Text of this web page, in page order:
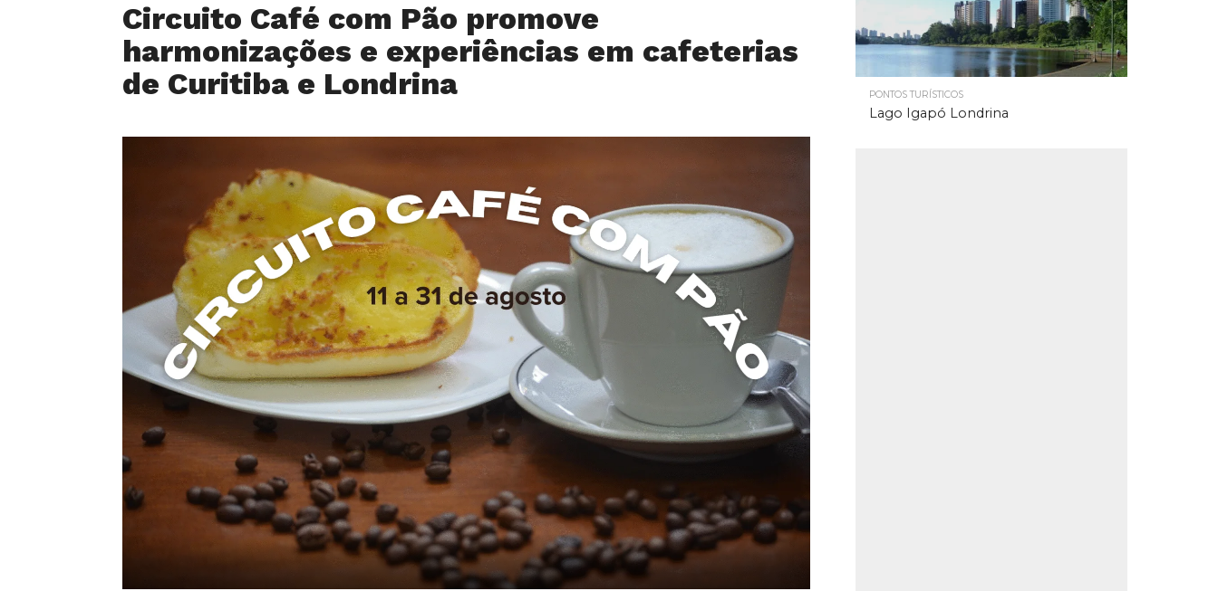
Circuito Café com Pão promove
harmonizações e experiências em cafeterias
de Curitiba e Londrina
PONTOS TURÍSTICOS
Lago Igapó Londrina